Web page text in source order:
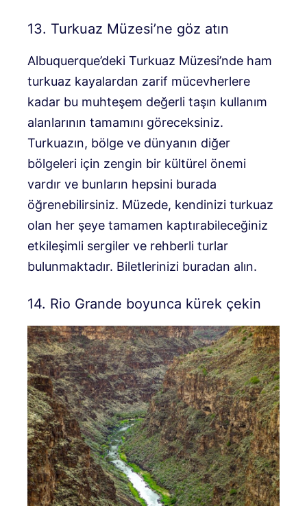
13. Turkuaz Müzesi’ne göz atın
Albuquerque’deki Turkuaz Müzesi’nde ham
turkuaz kayalardan zarif mücevherlere
kadar bu muhteşem değerli taşın kullanım
alanlarının tamamını göreceksiniz.
Turkuazın, bölge ve dünyanın diğer
bölgeleri için zengin bir kültürel önemi
vardır ve bunların hepsini burada
öğrenebilirsiniz. Müzede, kendinizi turkuaz
olan her şeye tamamen kaptırabileceğiniz
etkileşimli sergiler ve rehberli turlar
bulunmaktadır. Biletlerinizi buradan alın.
14. Rio Grande boyunca kürek çekin